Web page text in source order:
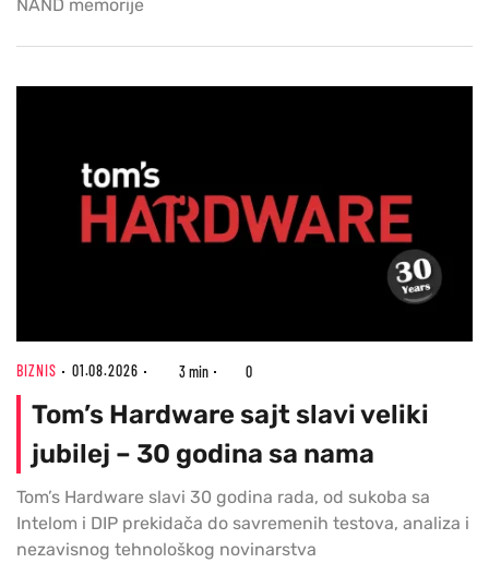
NAND memorije
BIZNIS 01.08.2026 3 min 0
Tom’s Hardware sajt slavi veliki
jubilej – 30 godina sa nama
Tom’s Hardware slavi 30 godina rada, od sukoba sa
Intelom i DIP prekidača do savremenih testova, analiza i
nezavisnog tehnološkog novinarstva